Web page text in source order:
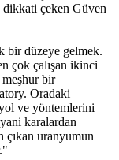
dikkati çeken Güven
bir düzeye gelmek.
çok çalışan ikinci
bir
Oradaki
ve yöntemlerini
karalardan
çıkan uranyumun